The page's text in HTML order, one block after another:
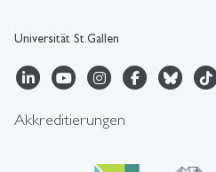
Universität St.Gallen
Akkreditierungen